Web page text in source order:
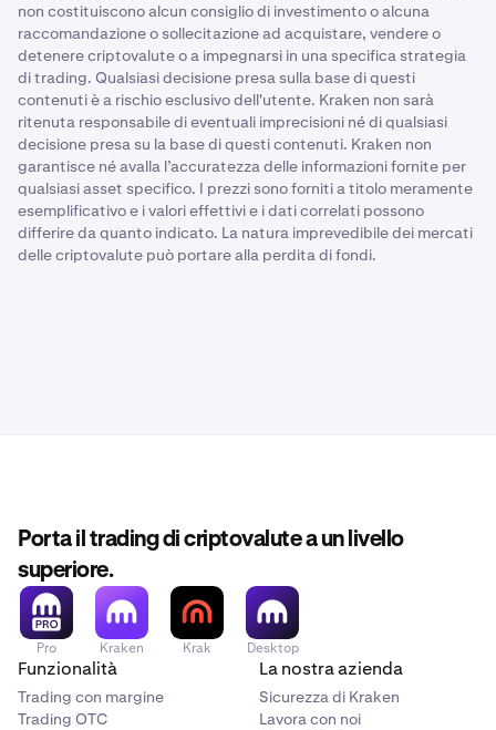
non costituiscono alcun consiglio di investimento o alcuna
raccomandazione o sollecitazione ad acquistare, vendere o
detenere criptovalute o a impegnarsi in una specifica strategia
di trading. Qualsiasi decisione presa sulla base di questi
contenuti è a rischio esclusivo dell'utente. Kraken non sarà
ritenuta responsabile di eventuali imprecisioni né di qualsiasi
decisione presa su la base di questi contenuti. Kraken non
garantisce né avalla l’accuratezza delle informazioni fornite per
qualsiasi asset specifico. I prezzi sono forniti a titolo meramente
esemplificativo e i valori effettivi e i dati correlati possono
differire da quanto indicato. La natura imprevedibile dei mercati
delle criptovalute può portare alla perdita di fondi.
Porta il trading di criptovalute a un livello
superiore.
Pro Kraken Krak Desktop
Funzionalità
Trading con margine
Trading OTC
La nostra azienda
Sicurezza di Kraken
Lavora con noi